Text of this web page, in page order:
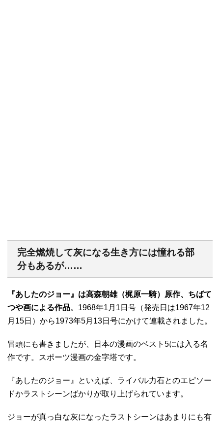
完全燃焼して灰になる生き方には憧れる部
分もあるが……
『あしたのジョー』は高森朝雄（梶原一騎）原作、ちばて
つや画による作品。1968年1月1日号（発売日は1967年12
月15日）から1973年5月13日号にかけて連載されました。
冒頭にも書きましたが、日本の漫画のベスト5には入る名
作です。スポーツ漫画の金字塔です。
『あしたのジョー』といえば、ライバル力石とのエピソー
ドかラストシーンばかりが取り上げられています。
ジョーが真っ白な灰になったラストシーンはあまりにも有